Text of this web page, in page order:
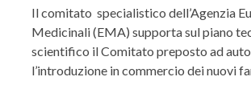
Il comitato specialistico dell’Agenzia
Medicinali (EMA) supporta sul piano
scientifico il Comitato preposto ad
l’introduzione in commercio dei nuovi